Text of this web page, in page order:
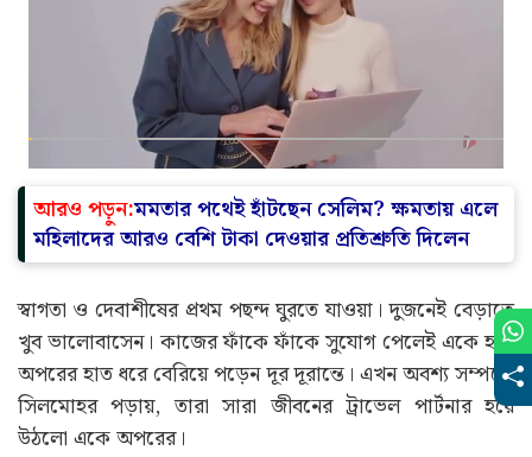
আরও পড়ুন:মমতার পথেই হাঁটছেন সেলিম? ক্ষমতায় এলে
মহিলাদের আরও বেশি টাকা দেওয়ার প্রতিশ্রুতি দিলেন
স্বাগতা ও দেবাশীষের প্রথম পছন্দ ঘুরতে যাওয়া। দুজনেই বেড়াতে
খুব ভালোবাসেন। কাজের ফাঁকে ফাঁকে সুযোগ পেলেই একে হাত
অপরের হাত ধরে বেরিয়ে পড়েন দূর দূরান্তে। এখন অবশ্য সম্পর্কে
সিলমোহর পড়ায়, তারা সারা জীবনের ট্রাভেল পার্টনার হয়ে
উঠলো একে অপরের।